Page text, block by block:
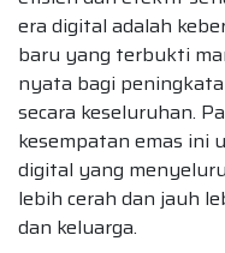
era digital adalah
baru yang terbukti
nyata bagi
secara keseluruhan.
kesempatan emas ini
digital yang
lebih cerah dan jauh
dan keluarga.